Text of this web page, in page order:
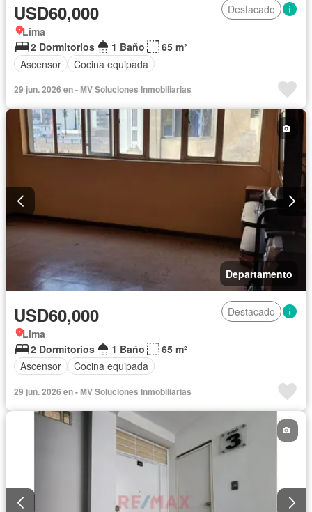
USD60,000
Destacado
Lima
2 Dormitorios
1 Baño
65 m²
Ascensor
Cocina equipada
29 jun. 2026 en - MV Soluciones Inmobiliarias
Departamento
USD60,000
Destacado
Lima
2 Dormitorios
1 Baño
65 m²
Ascensor
Cocina equipada
29 jun. 2026 en - MV Soluciones Inmobiliarias